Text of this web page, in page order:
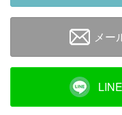
ヘルプページ
お問い合せ
ログイン/マイページ
メー